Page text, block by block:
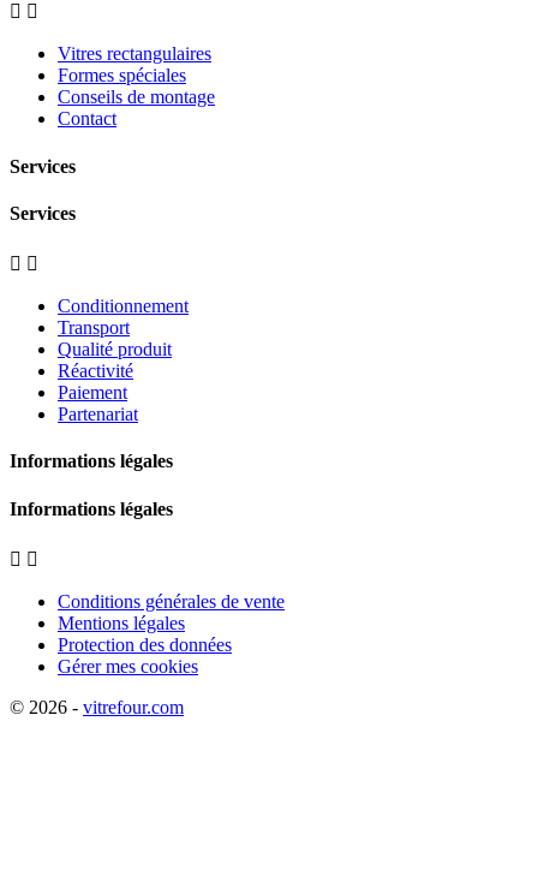
 
Vitres rectangulaires
Formes spéciales
Conseils de montage
Contact
Services
Services
 
Conditionnement
Transport
Qualité produit
Réactivité
Paiement
Partenariat
Informations légales
Informations légales
 
Conditions générales de vente
Mentions légales
Protection des données
Gérer mes cookies
© 2026 - vitrefour.com